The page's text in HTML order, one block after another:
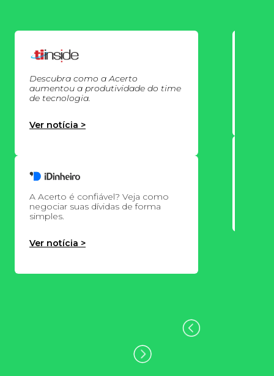
Descubra como a Acerto
aumentou a produtividade do time
de tecnologia.
Ver notícia >
A Acerto é confiável? Veja como
negociar suas dívidas de forma
simples.
Ver notícia >